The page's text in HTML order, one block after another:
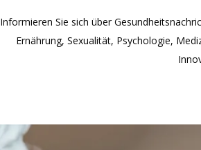
Informieren Sie sich über
Ernährung, Sexualität, Psychologie,